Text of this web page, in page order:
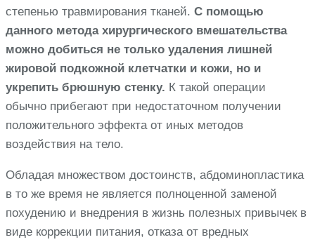
степенью травмирования тканей. С помощью
данного метода хирургического вмешательства
можно добиться не только удаления лишней
жировой подкожной клетчатки и кожи, но и
укрепить брюшную стенку. К такой операции
обычно прибегают при недостаточном получении
положительного эффекта от иных методов
воздействия на тело.
Обладая множеством достоинств, абдоминопластика
в то же время не является полноценной заменой
похудению и внедрения в жизнь полезных привычек в
виде коррекции питания, отказа от вредных